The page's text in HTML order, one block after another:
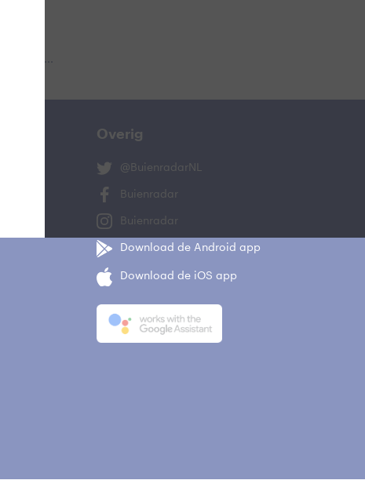
Overig
@BuienradarNL
Buienradar
Buienradar
Download de Android app
Download de iOS app